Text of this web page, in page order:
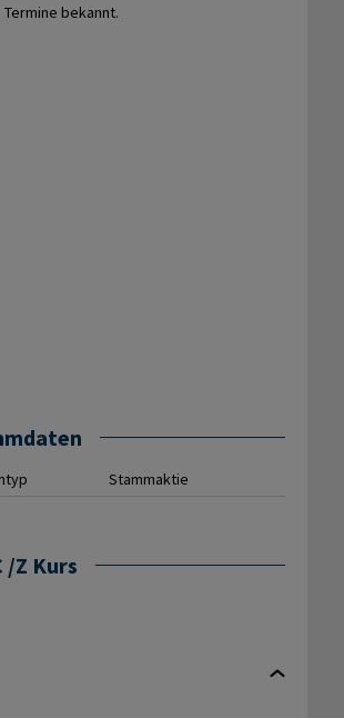
Termine bekannt.
Stammaktie
/Z Kurs